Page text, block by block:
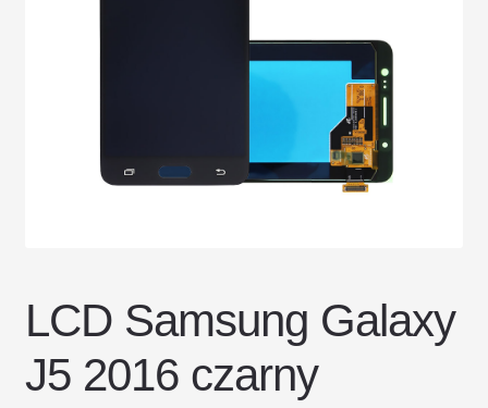
DOSTAWA I ZWROTY
POLITYKA PRYWATNOŚCI
REGULAMIN SKLEPU
LCD Samsung Galaxy
J5 2016 czarny